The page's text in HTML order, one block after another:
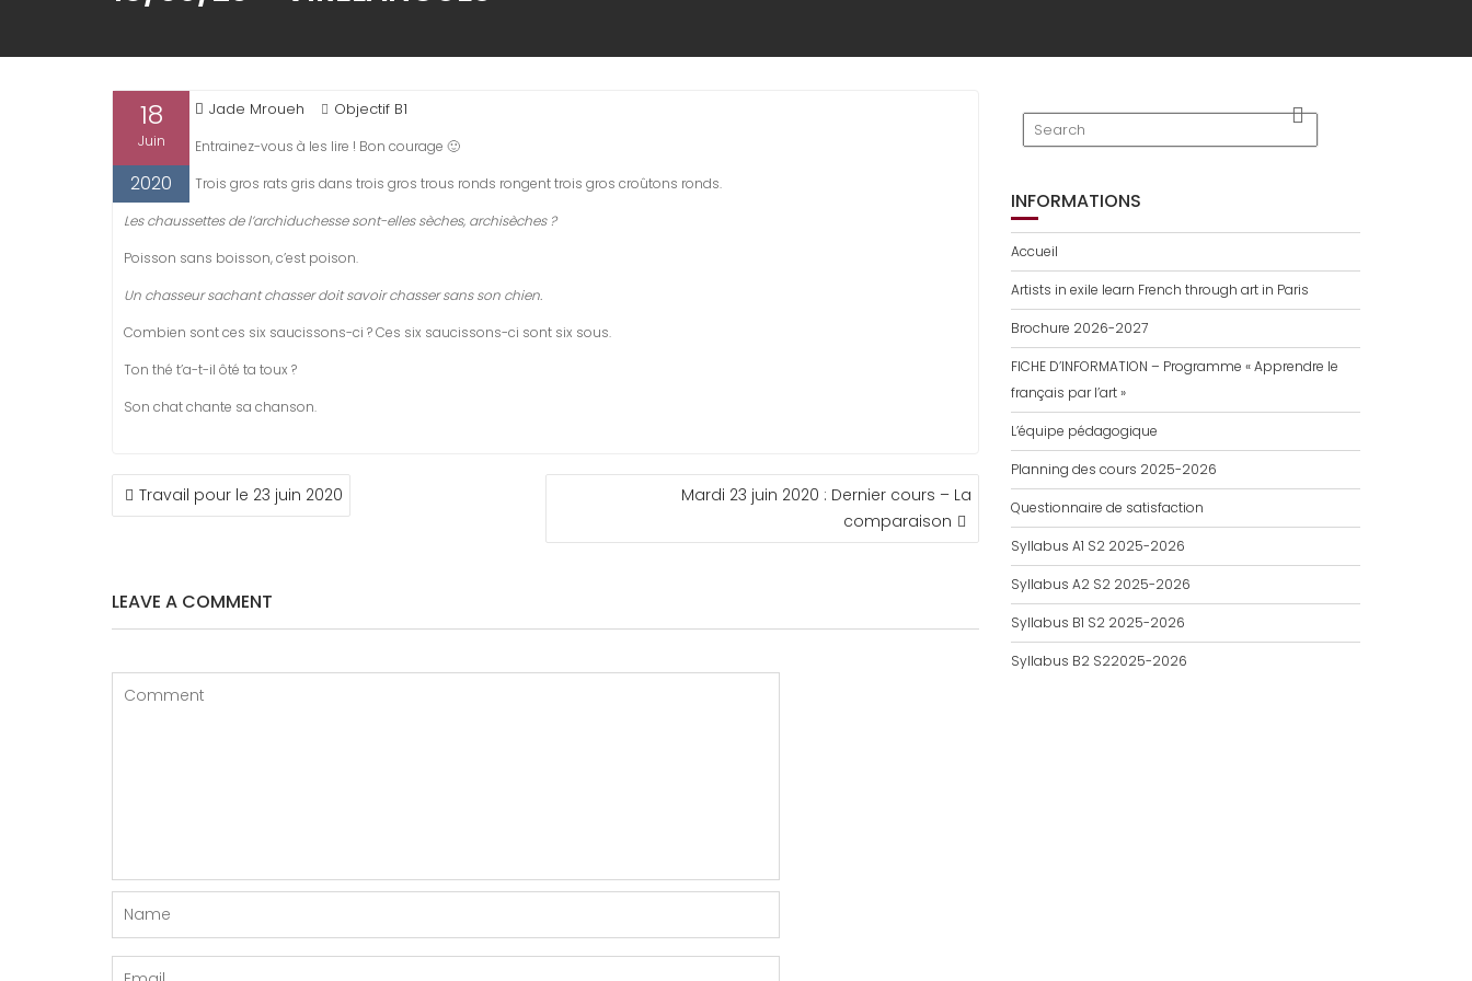
18
Juin
2020
Jade Mroueh Objectif B1
Entrainez-vous à les lire ! Bon courage 🙂
Trois gros rats gris dans trois gros trous ronds rongent trois gros croûtons ronds.
Les chaussettes de l’archiduchesse sont-elles sèches, archisèches ?
Poisson sans boisson, c’est poison.
Un chasseur sachant chasser doit savoir chasser sans son chien.
Combien sont ces six saucissons-ci ? Ces six saucissons-ci sont six sous.
Ton thé t’a-t-il ôté ta toux ?
Son chat chante sa chanson.
NAVIGATION
DETravail pour le 23 juin 2020
Mardi 23 juin 2020 : Dernier cours – La
comparaison
LEAVE A COMMENT
INFORMATIONS
Accueil
Artists in exile learn French through art in Paris
Brochure 2026-2027
FICHE D’INFORMATION – Programme « Apprendre le
français par l’art »
L’équipe pédagogique
Planning des cours 2025-2026
Questionnaire de satisfaction
Syllabus A1 S2 2025-2026
Syllabus A2 S2 2025-2026
Syllabus B1 S2 2025-2026
Syllabus B2 S22025-2026